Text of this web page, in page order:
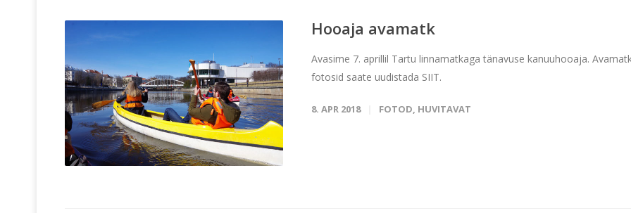
Hooaja avamatk
Avasime 7. aprillil Tartu linnamatkaga tänavuse kanuuhooaja.
fotosid saate uudistada SIIT.
8. APR 2018 FOTOD, HUVITAVAT